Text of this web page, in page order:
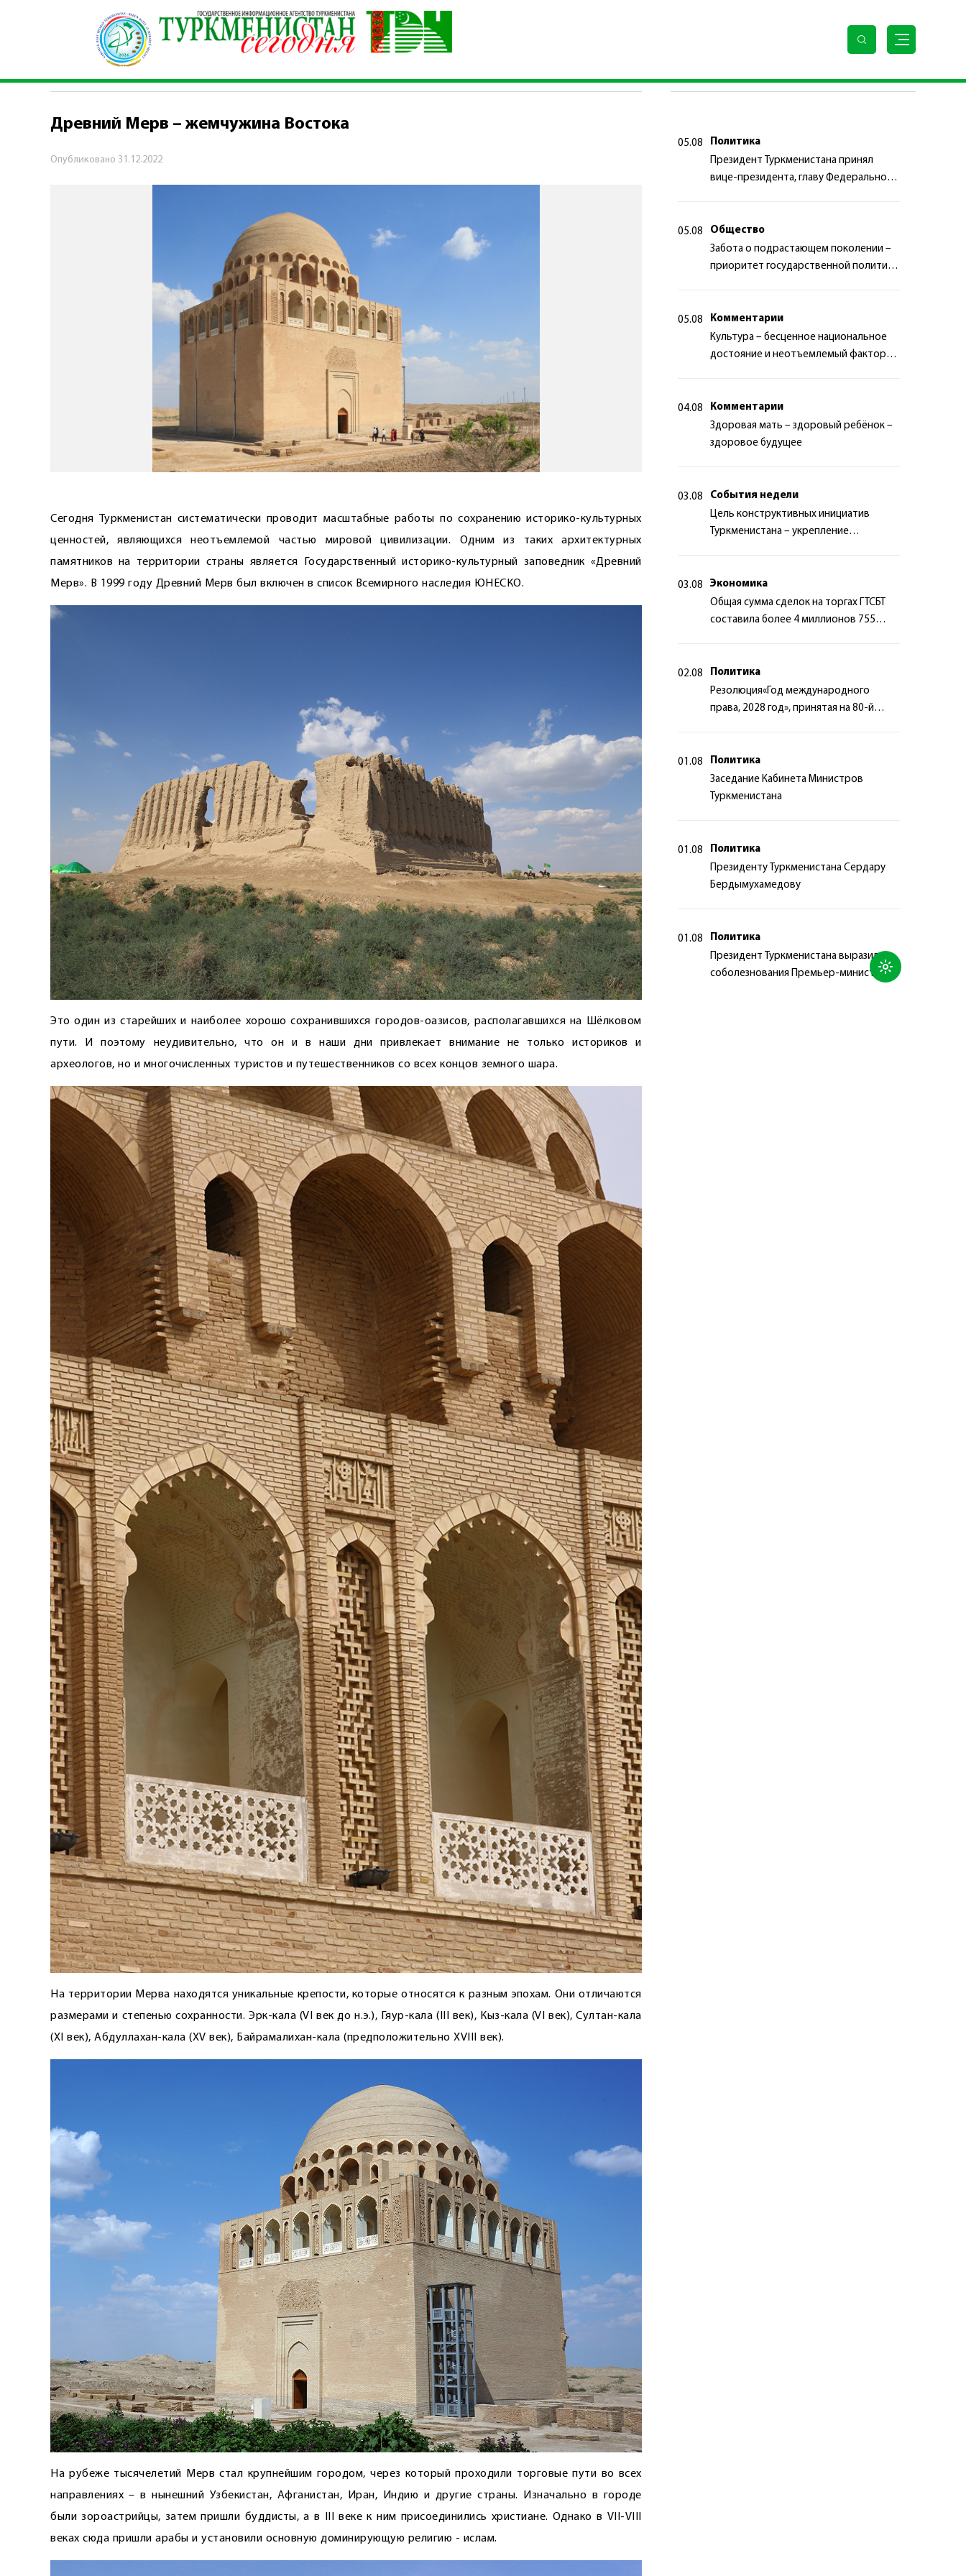
\ Туркменистан – ЮНЕСКО: сохранение культурного наследия \
ТУРКМЕНИСТАН – ЮНЕСКО: СОХРАНЕНИЕ КУЛЬТУРНОГО НАСЛЕДИЯ
Древний Мерв – жемчужина Востока
Опубликовано 31.12.2022
Сегодня Туркменистан систематически проводит масштабные работы по сохранению историко-культурных
ценностей, являющихся неотъемлемой частью мировой цивилизации. Одним из таких архитектурных
памятников на территории страны является Государственный историко-культурный заповедник «Древний
Мерв». В 1999 году Древний Мерв был включен в список Всемирного наследия ЮНЕСКО.
Это один из старейших и наиболее хорошо сохранившихся городов-оазисов, располагавшихся на Шёлковом
пути. И поэтому неудивительно, что он и в наши дни привлекает внимание не только историков и
археологов, но и многочисленных туристов и путешественников со всех концов земного шара.
На территории Мерва находятся уникальные крепости, которые относятся к разным эпохам. Они отличаются
размерами и степенью сохранности. Эрк-кала (VI век до н.э.), Гяур-кала (III век), Кыз-кала (VI век), Султан-кала
(ХI век), Абдуллахан-кала (ХV век), Байрамалихан-кала (предположительно ХVIII век).
На рубеже тысячелетий Мерв стал крупнейшим городом, через который проходили торговые пути во всех
направлениях – в нынешний Узбекистан, Афганистан, Иран, Индию и другие страны. Изначально в городе
были зороастрийцы, затем пришли буддисты, а в III веке к ним присоединились христиане. Однако в VII-VIII
веках сюда пришли арабы и установили основную доминирующую религию - ислам.
05.08
Политика
Президент Туркменистана принял
вице-президента, главу Федерального
05.08
Общество
Забота о подрастающем поколении –
приоритет государственной политики
05.08
Комментарии
Культура – бесценное национальное
достояние и неотъемлемый фактор
04.08
Комментарии
Здоровая мать – здоровый ребёнок –
здоровое будущее
03.08
События недели
Цель конструктивных инициатив
Туркменистана – укрепление
03.08
Экономика
Общая сумма сделок на торгах ГТСБТ
составила более 4 миллионов 755
02.08
Политика
Резолюция«Год международного
права, 2028 год», принятая на 80-й
01.08
Политика
Заседание Кабинета Министров
Туркменистана
01.08
Политика
Президенту Туркменистана Сердару
Бердымухамедову
01.08
Политика
Президент Туркменистана выразил
соболезнования Премьер-министру